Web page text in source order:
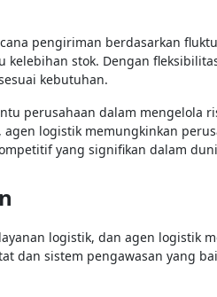
pengiriman berdasarkan
stok. Dengan
kebutuhan.
perusahaan dalam mengelola
logistik memungkinkan
yang signifikan dalam
logistik, dan agen logistik
dan sistem pengawasan yang